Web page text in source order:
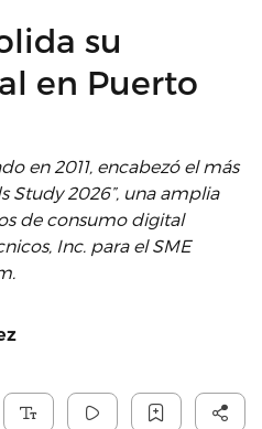
su
en Puerto
en 2011, encabezó el más
Study 2026”, una amplia
de consumo digital
Inc. para el SME